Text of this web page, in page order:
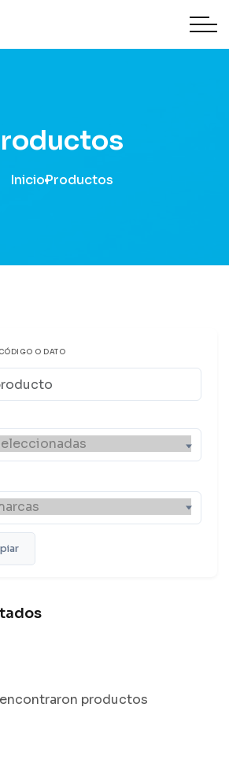
InicioProductos
O DATO
productos